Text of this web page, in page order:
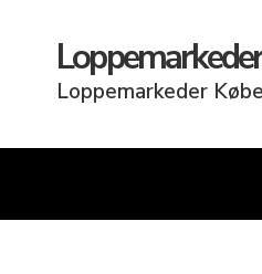
Loppemarkeder